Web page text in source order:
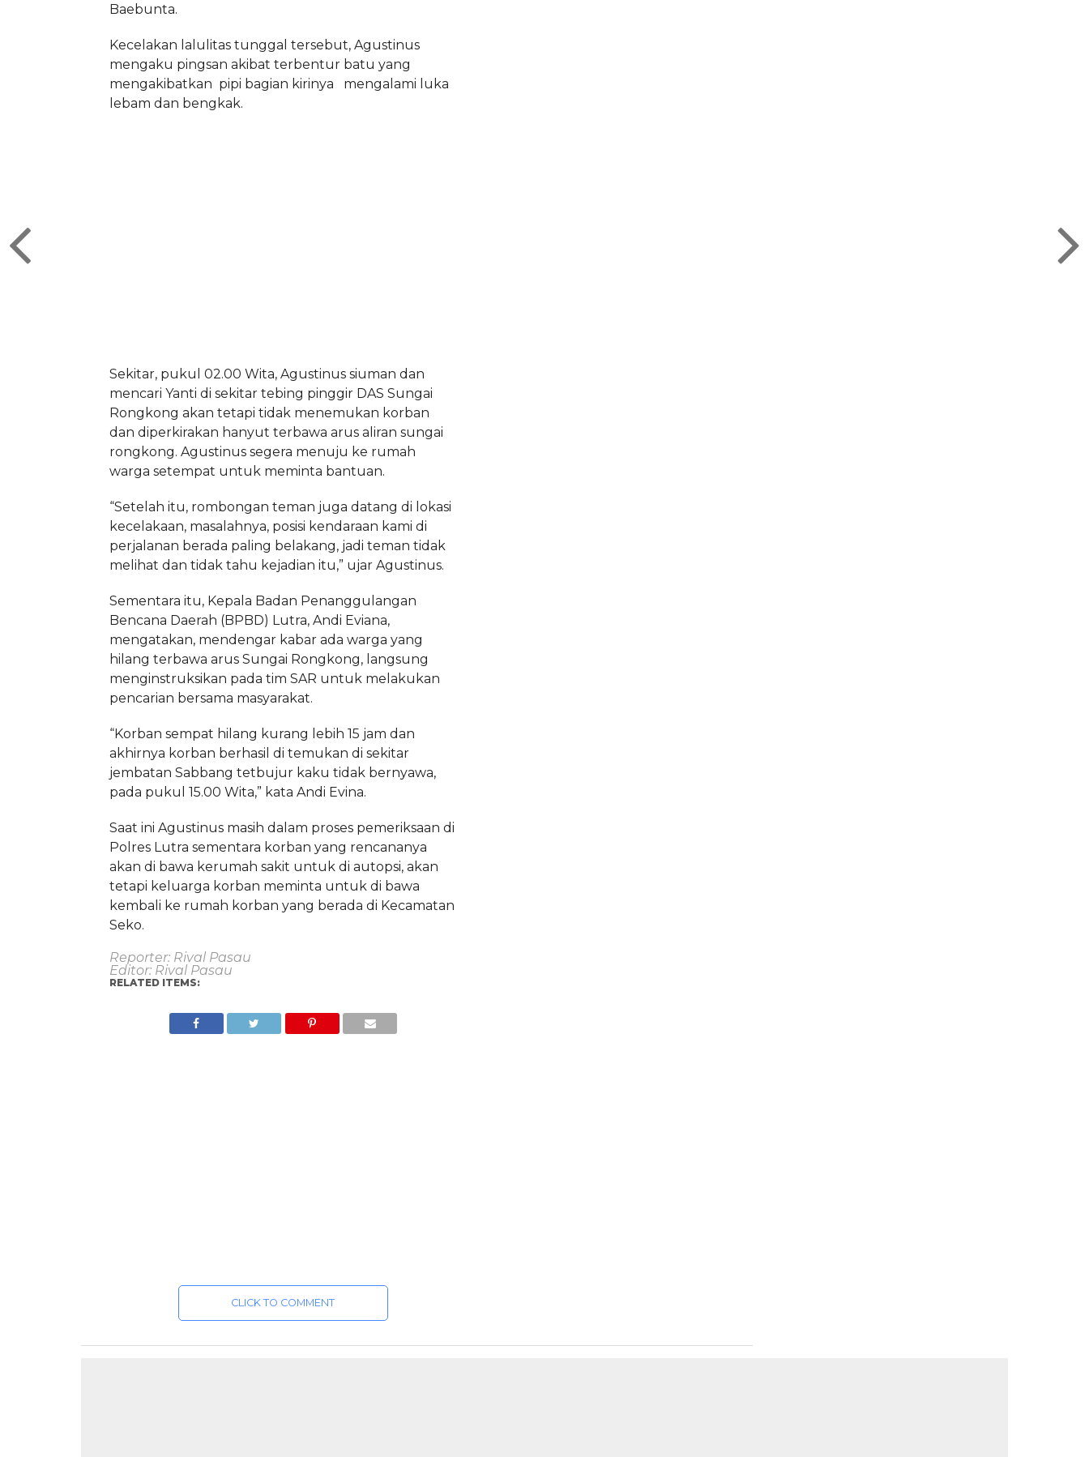
Baebunta.
Kecelakan lalulitas tunggal tersebut, Agustinus
mengaku pingsan akibat terbentur batu yang
mengakibatkan pipi bagian kirinya mengalami luka
lebam dan bengkak.
Sekitar, pukul 02.00 Wita, Agustinus siuman dan
mencari Yanti di sekitar tebing pinggir DAS Sungai
Rongkong akan tetapi tidak menemukan korban
dan diperkirakan hanyut terbawa arus aliran sungai
rongkong. Agustinus segera menuju ke rumah
warga setempat untuk meminta bantuan.
“Setelah itu, rombongan teman juga datang di lokasi
kecelakaan, masalahnya, posisi kendaraan kami di
perjalanan berada paling belakang, jadi teman tidak
melihat dan tidak tahu kejadian itu,” ujar Agustinus.
Sementara itu, Kepala Badan Penanggulangan
Bencana Daerah (BPBD) Lutra, Andi Eviana,
mengatakan, mendengar kabar ada warga yang
hilang terbawa arus Sungai Rongkong, langsung
menginstruksikan pada tim SAR untuk melakukan
pencarian bersama masyarakat.
“Korban sempat hilang kurang lebih 15 jam dan
akhirnya korban berhasil di temukan di sekitar
jembatan Sabbang tetbujur kaku tidak bernyawa,
pada pukul 15.00 Wita,” kata Andi Evina.
Saat ini Agustinus masih dalam proses pemeriksaan di
Polres Lutra sementara korban yang rencananya
akan di bawa kerumah sakit untuk di autopsi, akan
tetapi keluarga korban meminta untuk di bawa
kembali ke rumah korban yang berada di Kecamatan
Seko.
Reporter: Rival Pasau
Editor: Rival Pasau
RELATED ITEMS:
CLICK TO COMMENT